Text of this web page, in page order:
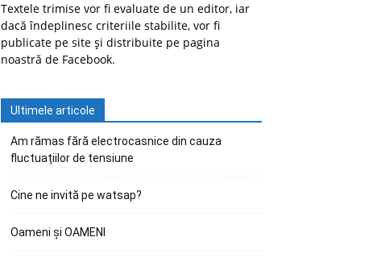
Textele trimise vor fi evaluate de un editor, iar
dacă îndeplinesc criteriile stabilite, vor fi
publicate pe site și distribuite pe pagina
noastră de Facebook.
Ultimele articole
Am rămas fără electrocasnice din cauza
fluctuațiilor de tensiune
Cine ne invită pe watsap?
Oameni și OAMENI